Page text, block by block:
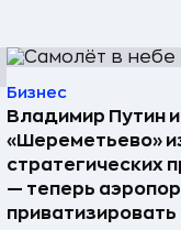
Бизнес
Владимир Путин
«Шереметьево»
стратегических
— теперь
приватизировать